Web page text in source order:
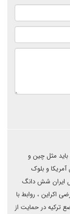
مثل چین و
آمریکا و بلوک
ایران شش دانگ
اکراین ، روابط با
ترکیه در حمایت از